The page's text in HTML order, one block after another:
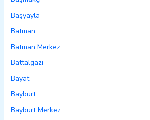
Başyayla
Batman
Batman Merkez
Battalgazi
Bayat
Bayburt
Bayburt Merkez